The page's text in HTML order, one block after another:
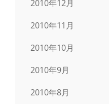
2010年12月
2010年11月
2010年10月
2010年9月
2010年8月